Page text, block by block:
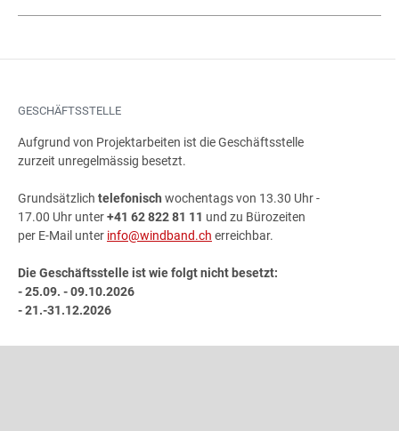
GESCHÄFTSSTELLE
Aufgrund von Projektarbeiten ist die Geschäftsstelle
zurzeit unregelmässig besetzt.
Grundsätzlich telefonisch wochentags von 13.30 Uhr -
17.00 Uhr unter+41 62 822 81 11 und zu Bürozeiten
per E-Mail unter info@windband.ch erreichbar.
Die Geschäftsstelle ist wie folgt nicht besetzt:
- 25.09. - 09.10.2026
- 21.-31.12.2026